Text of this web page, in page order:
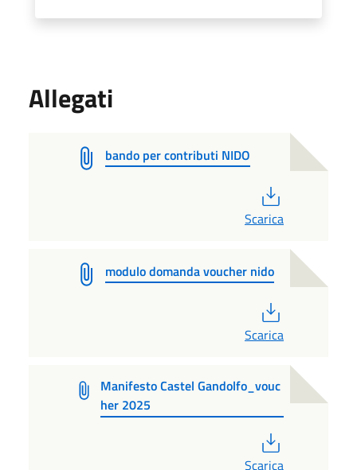
Allegati
bando per contributi NIDO
Scarica
modulo domanda voucher nido
Scarica
Manifesto Castel Gandolfo_vouc
her 2025
Scarica